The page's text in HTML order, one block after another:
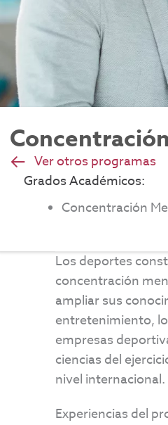
Ver otros programas
Grados Académicos:
Concentración
Los deportes
concentración
ampliar sus
entretenimiento,
empresas
ciencias del
nivel internacional.
Experiencias del